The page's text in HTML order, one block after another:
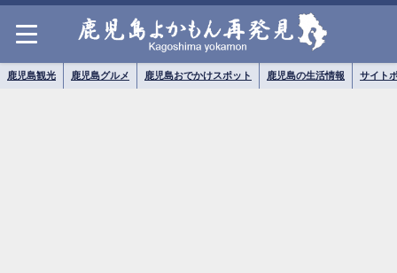
鹿児島観光 鹿児島グルメ 鹿児島おでかけスポット 鹿児島の生活情報 サイト